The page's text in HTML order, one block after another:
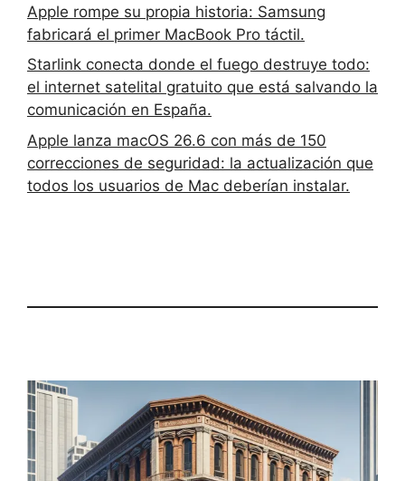
Apple rompe su propia historia: Samsung
fabricará el primer MacBook Pro táctil.
Starlink conecta donde el fuego destruye todo:
el internet satelital gratuito que está salvando la
comunicación en España.
Apple lanza macOS 26.6 con más de 150
correcciones de seguridad: la actualización que
todos los usuarios de Mac deberían instalar.